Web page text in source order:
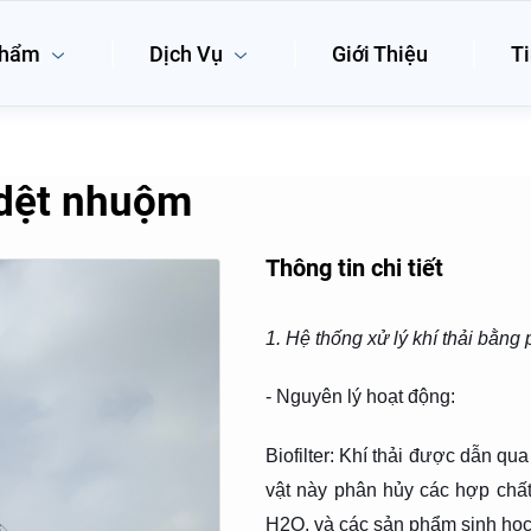
Dịch Vụ Giới Thiệu
nhuộm
Thông tin chi tiết
1. Hệ thống xử lý khí thải
- Nguyên lý hoạt động:
Biofilter: Khí thải được dẫn
vật này phân hủy các hợp
H2O, và các sản phẩm sinh